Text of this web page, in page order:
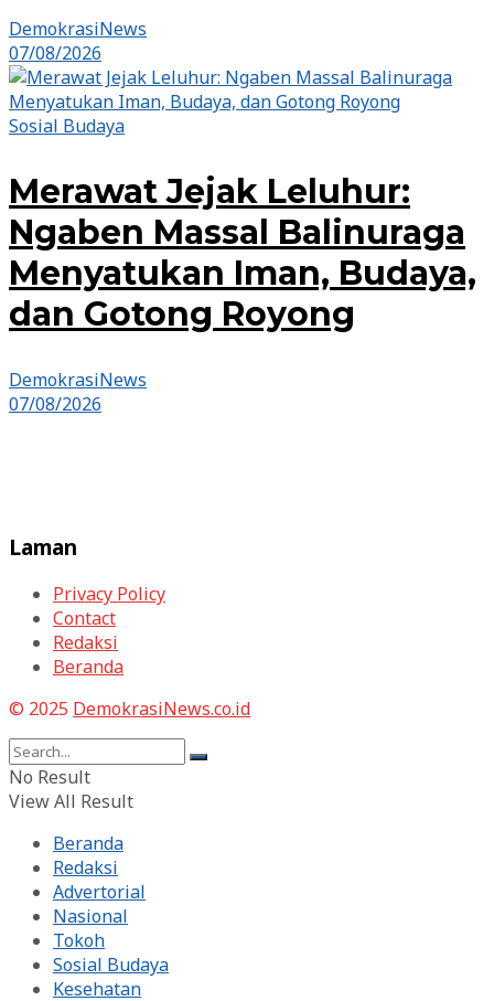
DemokrasiNews
07/08/2026
Sosial Budaya
Merawat Jejak Leluhur:
Ngaben Massal Balinuraga
Menyatukan Iman, Budaya,
dan Gotong Royong
DemokrasiNews
07/08/2026
Laman
Privacy Policy
Contact
Redaksi
Beranda
© 2025 DemokrasiNews.co.id
No Result
View All Result
Beranda
Redaksi
Advertorial
Nasional
Tokoh
Sosial Budaya
Kesehatan